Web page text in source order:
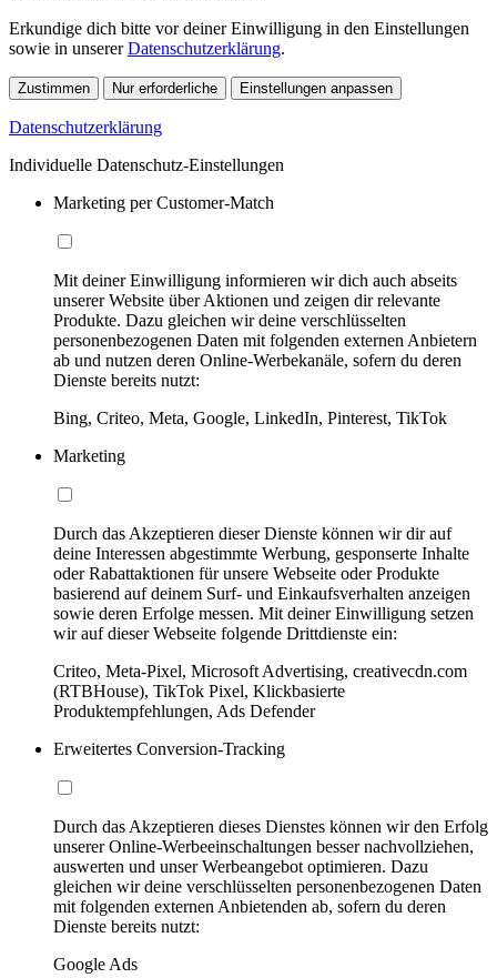
Erkundige dich bitte vor deiner Einwilligung in den Einstellungen
sowie in unsererDatenschutzerklärung.
Zustimmen Nur erforderliche Einstellungen anpassen
Datenschutzerklärung
Individuelle Datenschutz-Einstellungen
Marketing per Customer-Match
Mit deiner Einwilligung informieren wir dich auch abseits
unserer Website über Aktionen und zeigen dir relevante
Produkte. Dazu gleichen wir deine verschlüsselten
personenbezogenen Daten mit folgenden externen Anbietern
ab und nutzen deren Online-Werbekanäle, sofern du deren
Dienste bereits nutzt:
Bing, Criteo, Meta, Google, LinkedIn, Pinterest, TikTok
Marketing
Durch das Akzeptieren dieser Dienste können wir dir auf
deine Interessen abgestimmte Werbung, gesponserte Inhalte
oder Rabattaktionen für unsere Webseite oder Produkte
basierend auf deinem Surf- und Einkaufsverhalten anzeigen
sowie deren Erfolge messen. Mit deiner Einwilligung setzen
wir auf dieser Webseite folgende Drittdienste ein:
Criteo, Meta-Pixel, Microsoft Advertising, creativecdn.com
(RTBHouse), TikTok Pixel, Klickbasierte
Produktempfehlungen, Ads Defender
Erweitertes Conversion-Tracking
Durch das Akzeptieren dieses Dienstes können wir den Erfolg
unserer Online-Werbeeinschaltungen besser nachvollziehen,
auswerten und unser Werbeangebot optimieren. Dazu
gleichen wir deine verschlüsselten personenbezogenen Daten
mit folgenden externen Anbietenden ab, sofern du deren
Dienste bereits nutzt:
Google Ads